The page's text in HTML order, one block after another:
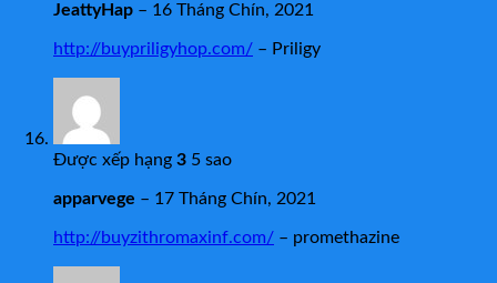
JeattyHap – 16 Tháng Chín, 2021
http://buypriligyhop.com/ – Priligy
Được xếp hạng 3 5 sao
apparvege – 17 Tháng Chín, 2021
http://buyzithromaxinf.com/ – promethazine